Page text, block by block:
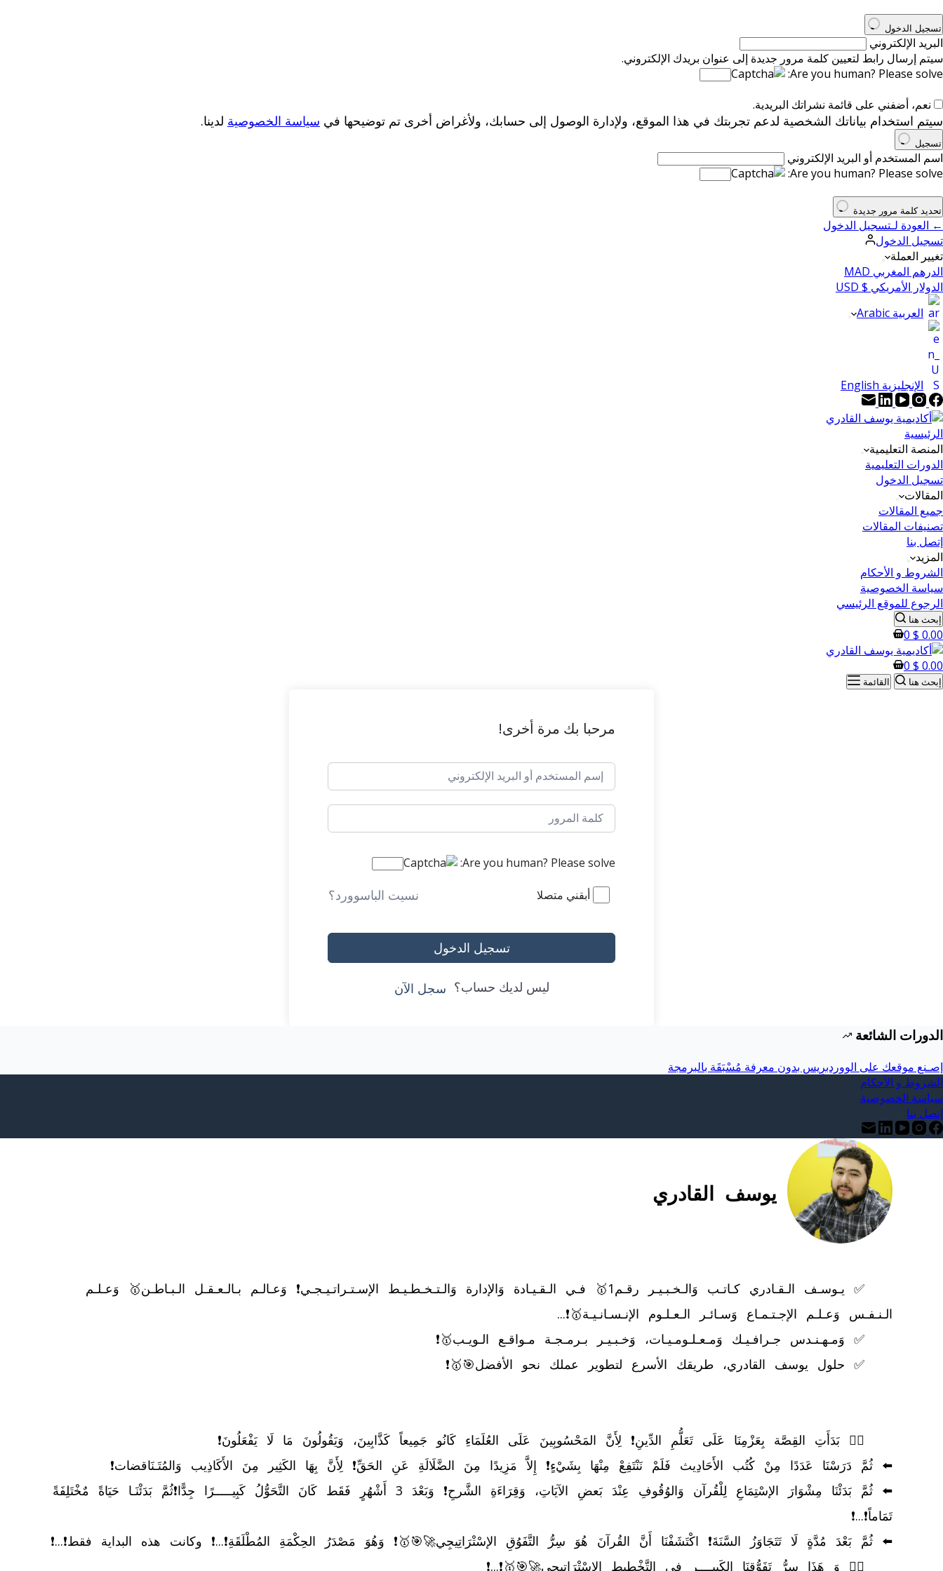
تسجيل الدخول
البريد الإلكتروني
سيتم إرسال رابط لتعيين كلمة مرور جديدة إلى عنوان بريدك الإلكتروني.
Are you human? Please solve:
نعم، أضفني على قائمة نشراتك البريدية.
سيتم استخدام بياناتك الشخصية لدعم تجربتك في هذا الموقع، ولإدارة الوصول إلى حسابك، ولأغراض أخرى تم توضيحها في سياسة الخصوصية لدينا.
تسجيل
اسم المستخدم أو البريد الإلكتروني
Are you human? Please solve:
تحديد كلمة مرور جديدة
← العودة لـتسجيل الدخول
تسجيل الدخول
تغيير العملة
الدرهم المغربي MAD
الدولار الأمريكي $ USD
العربية Arabic
الإنجليزية English
الرئيسية
المنصة التعليمية
الدورات التعليمية
تسجيل الدخول
المقالات
جميع المقالات
تصنيفات المقالات
إتصل بنا
المزيد
الشروط و الأحكام
سياسة الخصوصية
الرجوع للموقع الرئيسي
إبحث هنا
0.00
$
0
0.00
$
0
إبحث هنا القائمة
مرحبا بك مرة أخرى!
Are you human? Please solve:
أبقني متصلا نسيت الباسوورد؟
تسجيل الدخول
ليس لديك حساب؟ سجل الآن
الدورات الشائعة
إصـنع موقعك على الووردبرِيس بدون معرفة مُسْبَقَة بالبرمجة
الشروط و الأحكام
سياسة الخصوصية
إتصل بنا
يوسف القادري